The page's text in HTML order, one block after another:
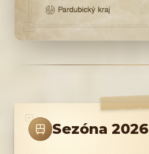
Sezóna 2026